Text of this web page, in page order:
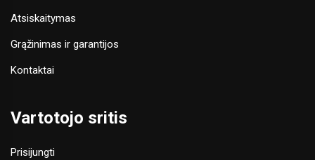
Atsiskaitymas
Grąžinimas ir garantijos
Kontaktai
Vartotojo sritis
Prisijungti